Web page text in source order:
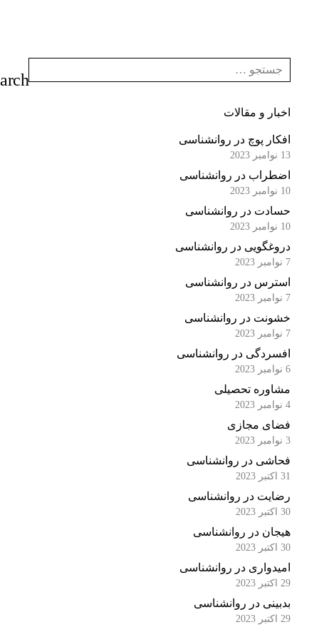
اخبار و مقالات
افکار پوچ در روانشناسی
اضطراب در روانشناسی
حسادت در روانشناسی
دروغگویی در روانشناسی
استرس در روانشناسی
خشونت در روانشناسی
افسردگی در روانشناسی
مشاوره تحصیلی
فضای مجازی
فحاشی در روانشناسی
رضایت در روانشناسی
هیجان در روانشناسی
امیدواری در روانشناسی
بدبینی در روانشناسی